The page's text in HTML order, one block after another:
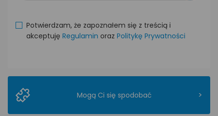
Potwierdzam, że zapoznałem się z treścią i
akceptuję Regulamin oraz Politykę Prywatności
Mogą Ci się spodobać >